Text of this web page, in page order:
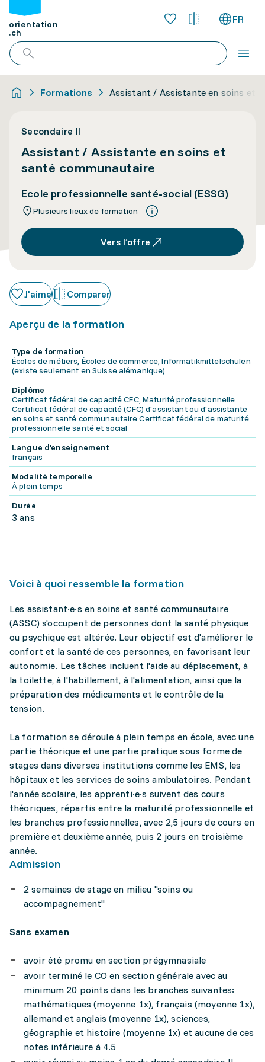
orientation
.ch
FR
Formations Assistant / Assistante en soins et
Secondaire II
Assistant / Assistante en soins et
santé communautaire
Ecole professionnelle santé-social (ESSG)
Plusieurs lieux de formation
Vers l’offre
J'aime Comparer
Aperçu de la formation
Type de formation
Écoles de métiers, Écoles de commerce, Informatikmittelschulen
(existe seulement en Suisse alémanique)
Diplôme
Certificat fédéral de capacité CFC, Maturité professionnelle
Certificat fédéral de capacité (CFC) d'assistant ou d'assistante
en soins et santé communautaire Certificat fédéral de maturité
professionnelle santé et social
Langue d'enseignement
français
Modalité temporelle
À plein temps
Durée
3 ans
Voici à quoi ressemble la formation
Les assistant·e·s en soins et santé communautaire
(ASSC) s'occupent de personnes dont la santé physique
ou psychique est altérée. Leur objectif est d'améliorer le
confort et la santé de ces personnes, en favorisant leur
autonomie. Les tâches incluent l'aide au déplacement, à
la toilette, à l'habillement, à l'alimentation, ainsi que la
préparation des médicaments et le contrôle de la
tension.
La formation se déroule à plein temps en école, avec une
partie théorique et une partie pratique sous forme de
stages dans diverses institutions comme les EMS, les
hôpitaux et les services de soins ambulatoires. Pendant
l'année scolaire, les apprenti·e·s suivent des cours
théoriques, répartis entre la maturité professionnelle et
les branches professionnelles, avec 2,5 jours de cours en
première et deuxième année, puis 2 jours en troisième
année.
Admission
2 semaines de stage en milieu "soins ou
accompagnement"
Sans examen
avoir été promu en section prégymnasiale
avoir terminé le CO en section générale avec au
minimum 20 points dans les branches suivantes:
mathématiques (moyenne 1x), français (moyenne 1x),
allemand et anglais (moyenne 1x), sciences,
géographie et histoire (moyenne 1x) et aucune de ces
notes inférieure à 4.5